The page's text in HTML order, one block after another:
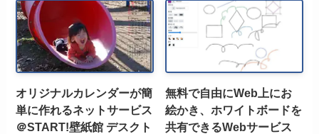
オリジナルカレンダーが簡
単に作れるネットサービス
＠START!壁紙館 デスクト
無料で自由にWeb上にお
絵かき、ホワイトボードを
共有できるWebサービス